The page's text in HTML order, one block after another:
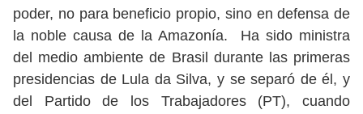
poder, no para beneficio propio, sino en defensa de
la noble causa de la Amazonía. Ha sido ministra
del medio ambiente de Brasil durante las primeras
presidencias de Lula da Silva, y se separó de él, y
del Partido de los Trabajadores (PT), cuando